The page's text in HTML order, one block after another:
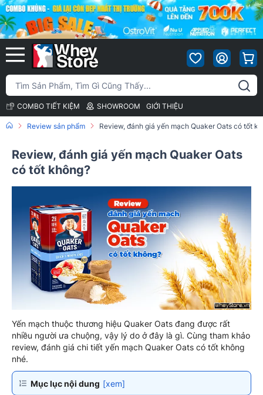
COMBO TIẾT KIỆM SHOWROOM GIỚI THIỆU
Review sản phẩm Review, đánh giá yến mạch Quaker Oats có tốt
Review, đánh giá yến mạch Quaker Oats
có tốt không?
Yến mạch thuộc thương hiệu Quaker Oats đang được rất
nhiều người ưa chuộng, vậy lý do ở đây là gì. Cùng tham khảo
review, đánh giá chi tiết yến mạch Quaker Oats có tốt không
nhé.
Mục lục nội dung [xem]